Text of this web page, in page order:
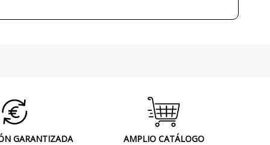
Lámparas de Pared
GARANTIZADA
AMPLIO CATÁLOGO